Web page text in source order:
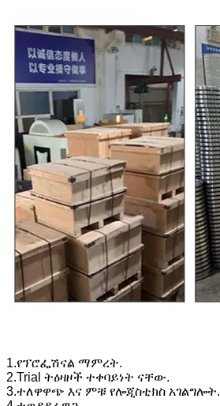
1.የፕሮፌሽናል ማምረት.
2.Trial ትዕዛዞች ተቀባይነት ናቸው.
3.ተለዋዋጭ እና ምቹ የሎጂስቲክስ አገልግሎት.